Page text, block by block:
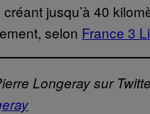
jusqu’à 40
selon France 3
Longeray sur